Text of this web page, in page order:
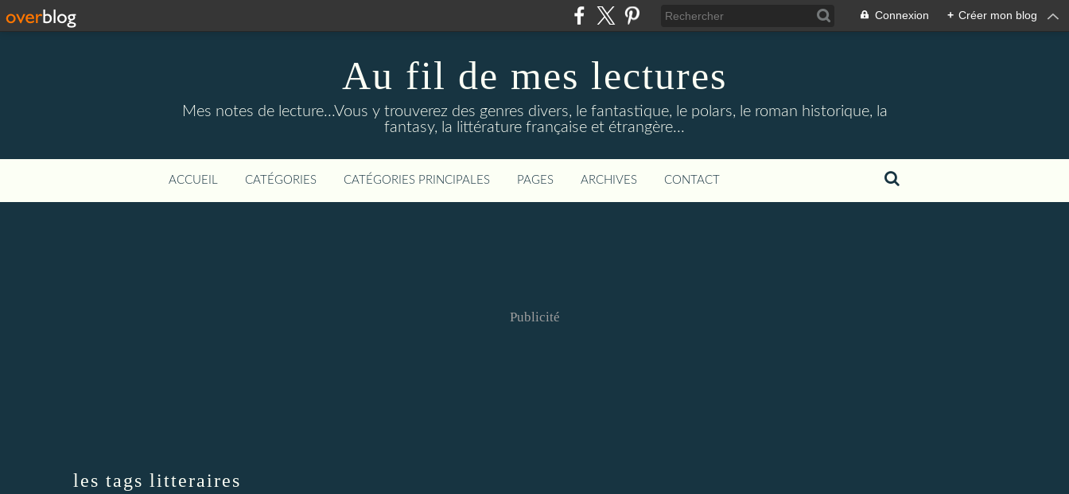
Connexion + Créer mon blog
Au fil de mes lectures
Mes notes de lecture...Vous y trouverez des genres divers, le fantastique, le polars, le roman historique, la
fantasy, la littérature française et étrangère...
ACCUEIL CATÉGORIES CATÉGORIES PRINCIPALES PAGES ARCHIVES CONTACT
Publicité
les tags litteraires